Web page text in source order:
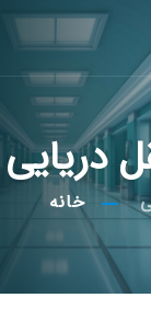
دریایی
خانه